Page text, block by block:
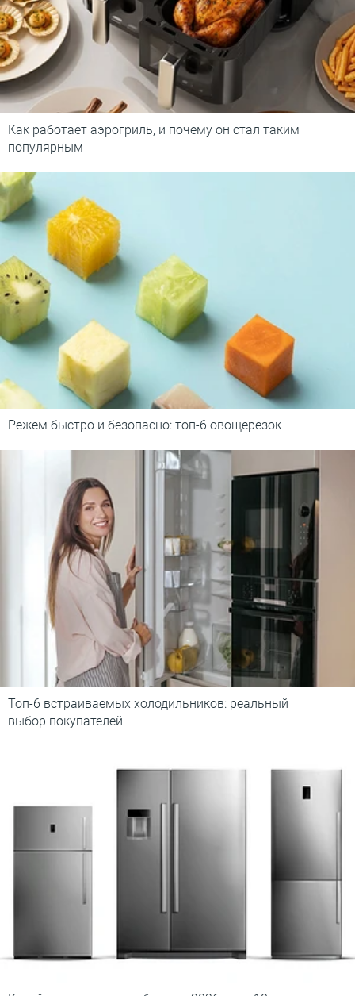
Как работает аэрогриль, и почему он стал таким
популярным
Режем быстро и безопасно: топ-6 овощерезок
Топ-6 встраиваемых холодильников: реальный
выбор покупателей